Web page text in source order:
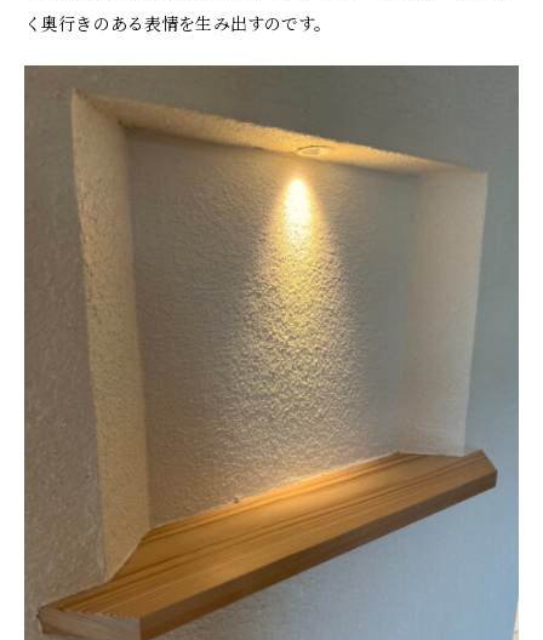
く奥行きのある表情を生み出すのです。